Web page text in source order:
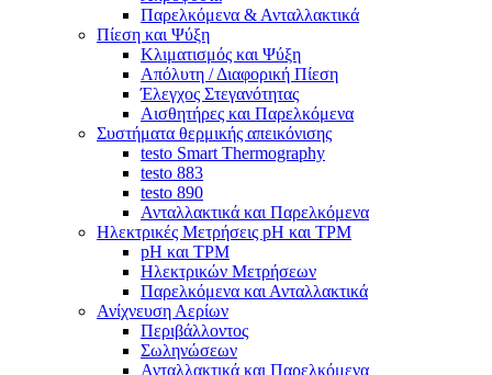
Παρελκόμενα & Ανταλλακτικά
Πίεση και Ψύξη
Κλιματισμός και Ψύξη
Απόλυτη / Διαφορική Πίεση
Έλεγχος Στεγανότητας
Αισθητήρες και Παρελκόμενα
Συστήματα θερμικής απεικόνισης
testo Smart Thermography
testo 883
testo 890
Ανταλλακτικά και Παρελκόμενα
Ηλεκτρικές Μετρήσεις pH και TPM
pH και TPM
Ηλεκτρικών Μετρήσεων
Παρελκόμενα και Ανταλλακτικά
Ανίχνευση Αερίων
Περιβάλλοντος
Σωληνώσεων
Ανταλλακτικά και Παρελκόμενα